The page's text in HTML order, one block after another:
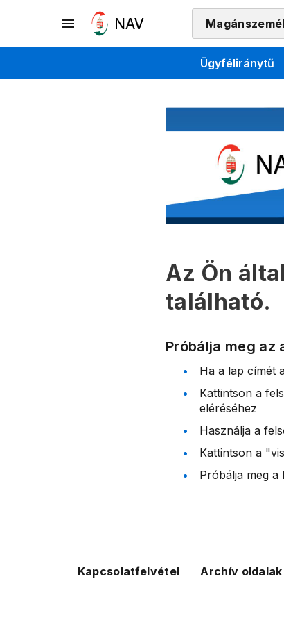
Ügyféliránytű
Az Ön
található.
Próbálja meg az
Ha a lap címét
Kattintson a
eléréséhez
Használja a
Kattintson a
Próbálja meg
Kapcsolatfelvétel Archív oldalak